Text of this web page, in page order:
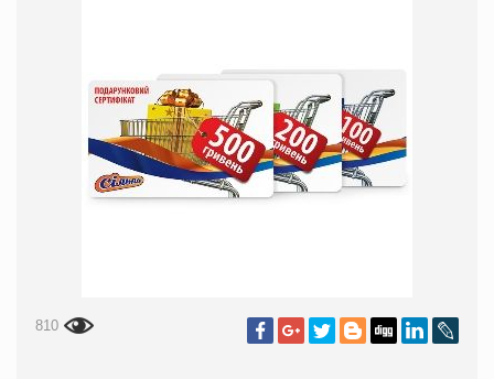
810